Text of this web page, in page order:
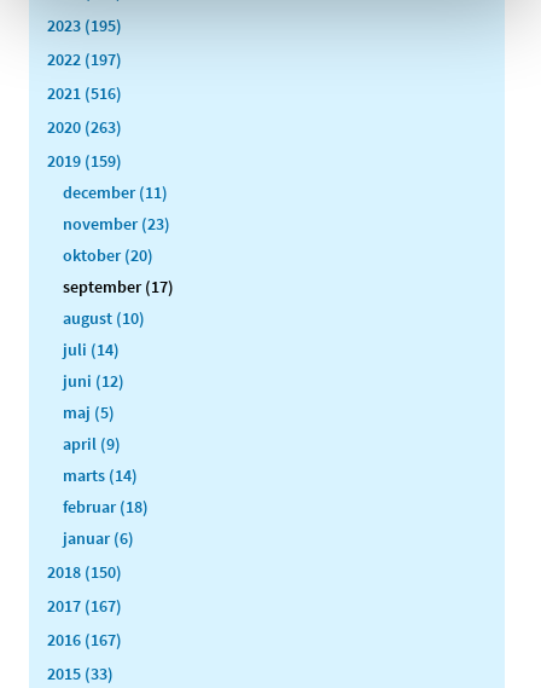
2023 (195)
2022 (197)
2021 (516)
2020 (263)
2019 (159)
december (11)
november (23)
oktober (20)
september (17)
august (10)
juli (14)
juni (12)
maj (5)
april (9)
marts (14)
februar (18)
januar (6)
2018 (150)
2017 (167)
2016 (167)
2015 (33)